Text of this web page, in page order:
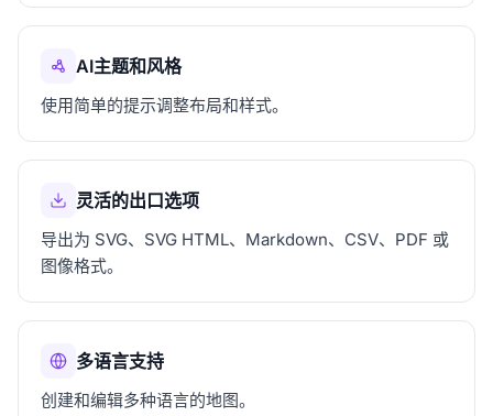
AI主题和风格
使用简单的提示调整布局和样式。
灵活的出口选项
导出为 SVG、SVG HTML、Markdown、CSV、PDF 或
图像格式。
多语言支持
创建和编辑多种语言的地图。